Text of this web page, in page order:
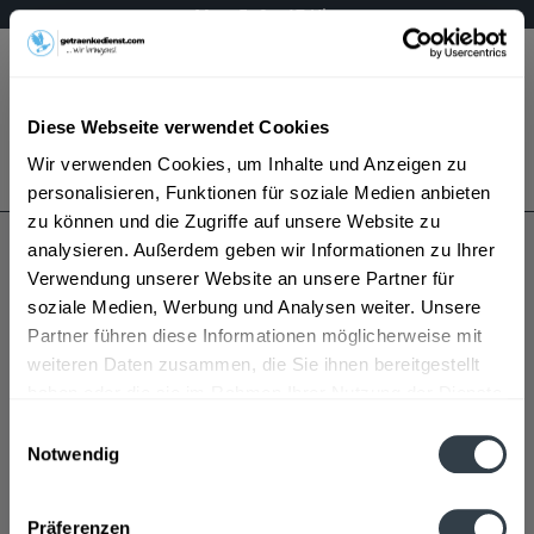
Diese Webseite verwendet Cookies
Wir verwenden Cookies, um Inhalte und Anzeigen zu
personalisieren, Funktionen für soziale Medien anbieten
zu können und die Zugriffe auf unsere Website zu
analysieren. Außerdem geben wir Informationen zu Ihrer
Verwendung unserer Website an unsere Partner für
soziale Medien, Werbung und Analysen weiter. Unsere
Partner führen diese Informationen möglicherweise mit
weiteren Daten zusammen, die Sie ihnen bereitgestellt
Notwendig
Präferenzen
Mo – Fr 9 – 17 Uhr
Menü
Bestellung widerrufen
Es gilt unsere Datenschutzerklärung
Warka
Warka wird in den folgenden Regionen, Städten,